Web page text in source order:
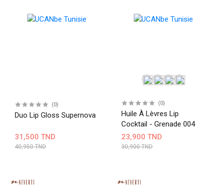
(0)
Duo Lip Gloss Supernova
31,500 TND
40,950 TND
(0)
Huile À Lèvres Lip
Cocktail - Grenade 004
23,900 TND
30,900 TND